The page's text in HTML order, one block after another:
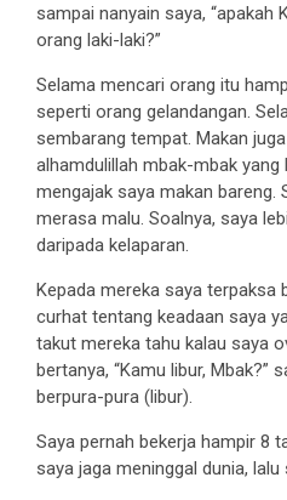
sampai nanyain saya, “apakah
orang laki-laki?”
Selama mencari orang itu
seperti orang gelandangan.
sembarang tempat. Makan
alhamdulillah mbak-mbak yang
mengajak saya makan bareng.
merasa malu. Soalnya, saya
daripada kelaparan.
Kepada mereka saya terpaksa
curhat tentang keadaan saya
takut mereka tahu kalau saya
bertanya, “Kamu libur, Mbak?”
berpura-pura (libur).
Saya pernah bekerja hampir 8
saya jaga meninggal dunia, lalu